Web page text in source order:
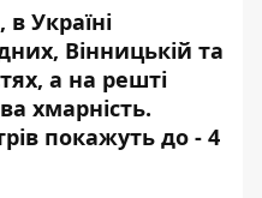
Україні
Вінницькій та
а на решті
хмарність.
покажуть до - 4